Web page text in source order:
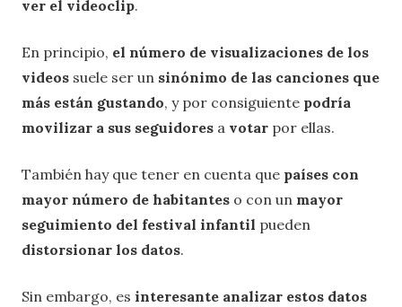
ver el videoclip.
En principio, el número de visualizaciones de los
videos suele ser un sinónimo de las canciones que
más están gustando, y por consiguiente podría
movilizar a sus seguidores a votar por ellas.
También hay que tener en cuenta que países con
mayor número de habitantes o con un mayor
seguimiento del festival infantil pueden
distorsionar los datos.
Sin embargo, es interesante analizar estos datos